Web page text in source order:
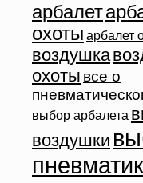
арбалет
охоты арбалет
воздушка
охоты все о
выбор арбалета
воздушки